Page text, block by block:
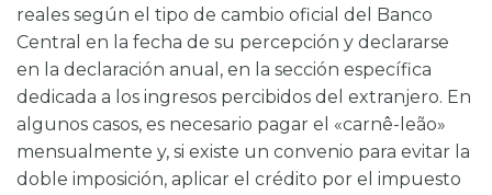
reales según el tipo de cambio oficial del Banco
Central en la fecha de su percepción y declararse
en la declaración anual, en la sección específica
dedicada a los ingresos percibidos del extranjero. En
algunos casos, es necesario pagar el «carnê-leão»
mensualmente y, si existe un convenio para evitar la
doble imposición, aplicar el crédito por el impuesto